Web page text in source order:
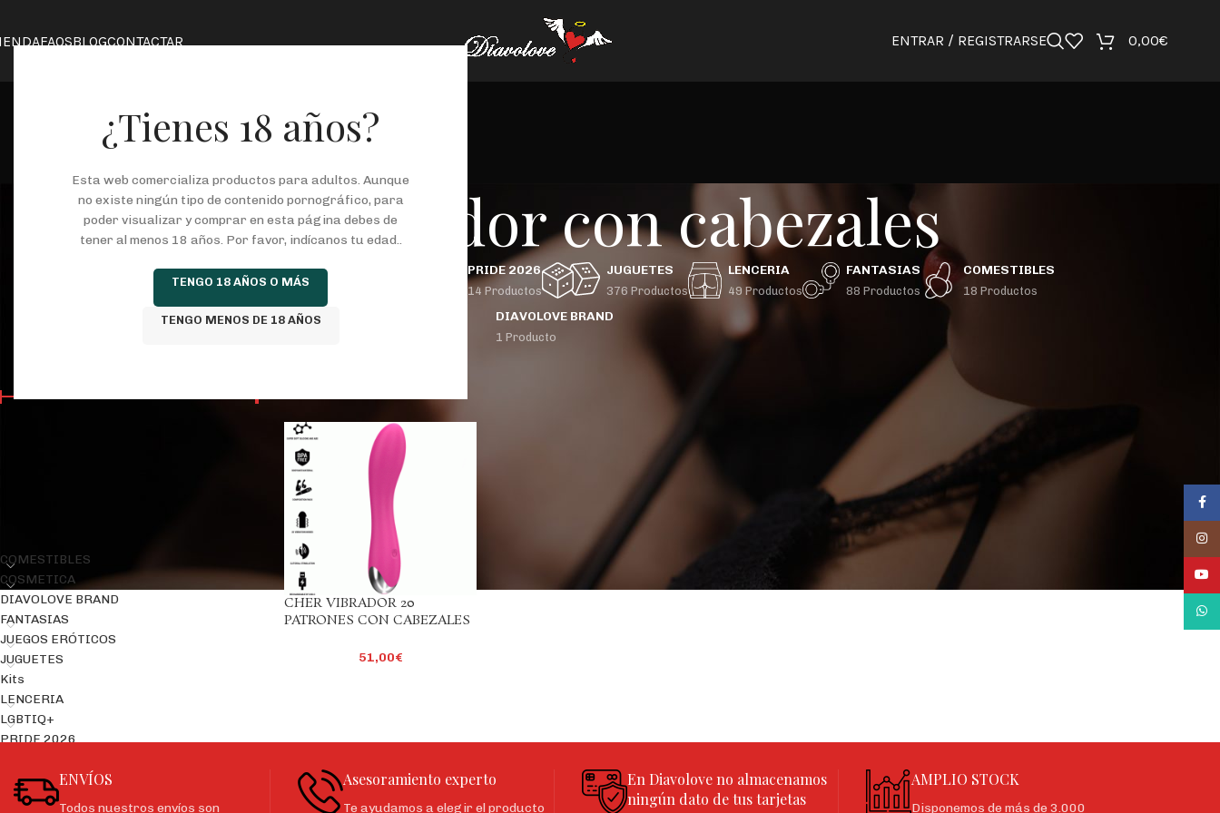
¿Tienes 18 años?
Esta web comercializa productos para adultos. Aunque
no existe ningún tipo de contenido pornográfico, para
poder visualizar y comprar en esta página debes de
tener al menos 18 años. Por favor, indícanos tu edad..
TENGO 18 AÑOS O MÁS
TENGO MENOS DE 18 AÑOS
FAQSBLOGCONTACTAR ENTRAR / REGISTRARSE 0,00€
set vibrador con cabezales
JUEGOS ERÓTICOS KITS
25 Productos
PRIDE 2026
14 Productos
JUGUETES
376 Productos
LENCERIA
49 Productos
FANTASIAS
88 Productos
COMESTIBLES
18 Productos
DIAVOLOVE BRAND
1 Producto
COMESTIBLES
COSMETICA
DIAVOLOVE BRAND
FANTASIAS
JUEGOS ERÓTICOS
JUGUETES
Kits
LENCERIA
LGBTIQ+
PRIDE 2026
CHER VIBRADOR 20
PATRONES CON CABEZALES
51,00€
ENVÍOS
Todos nuestros envíos son
Asesoramiento experto
Te ayudamos a elegir el producto
En Diavolove no almacenamos
ningún dato de tus tarjetas
AMPLIO STOCK
Disponemos de más de 3.000